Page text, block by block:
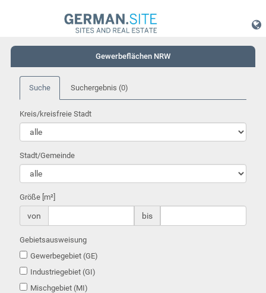
Gewerbeflächen NRW
Suche Suchergebnis (0)
Kreis/kreisfreie Stadt
Stadt/Gemeinde
Größe [m²]
von bis
Gebietsausweisung
Gewerbegebiet (GE)
Industriegebiet (GI)
Mischgebiet (MI)